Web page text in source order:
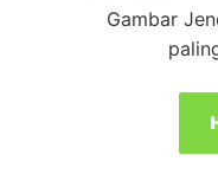
Gambar